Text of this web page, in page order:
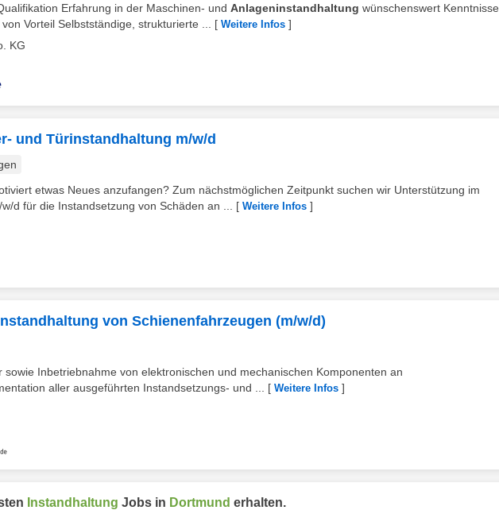
Erfahrung in der Maschinen- und Anlageninstandhaltung wünschenswert Kenntnisse
Vorteil Selbstständige, strukturierte ...
[ Weitere Infos ]
KG
und Türinstandhaltung m/w/d
etwas Neues anzufangen? Zum nächstmöglichen Zeitpunkt suchen wir Unterstützung im
d für die Instandsetzung von Schäden an ...
[ Weitere Infos ]
von Schienenfahrzeugen (m/w/d)
sowie Inbetriebnahme von elektronischen und mechanischen Komponenten an
aller ausgeführten Instandsetzungs- und ...
[ Weitere Infos ]
Instandhaltung Jobs in Dortmund erhalten.